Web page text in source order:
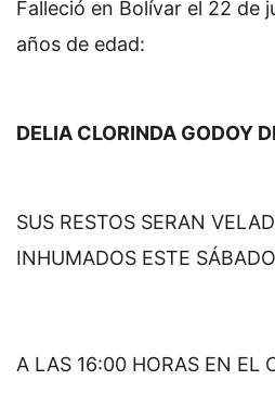
Falleció en Bolívar el 22 de
años de edad:
DELIA CLORINDA GODOY
SUS RESTOS SERAN
INHUMADOS ESTE SÁBADO
A LAS 16:00 HORAS EN EL